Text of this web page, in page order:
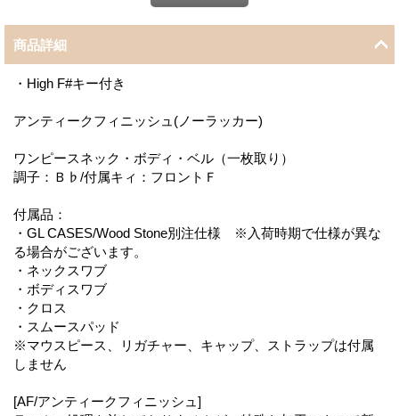
商品詳細
・High F#キー付き
アンティークフィニッシュ(ノーラッカー)
ワンピースネック・ボディ・ベル（一枚取り）
調子：Ｂ♭/付属キィ：フロントＦ
付属品：
・GL CASES/Wood Stone別注仕様 ※入荷時期で仕様が異な
る場合がございます。
・ネックスワブ
・ボディスワブ
・クロス
・スムースパッド
※マウスピース、リガチャー、キャップ、ストラップは付属
しません
[AF/アンティークフィニッシュ]